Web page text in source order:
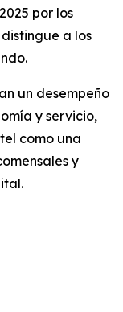
por los
a los
un desempeño
y servicio,
como una
y